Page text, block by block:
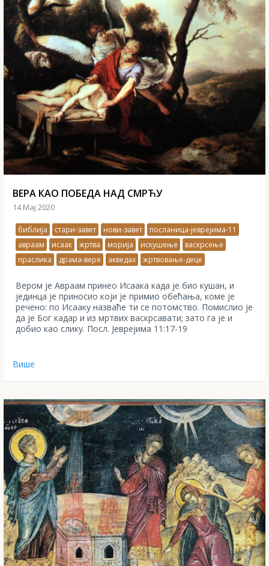
ВEРА КАО ПОБЕДА НАД СМРЋУ
14 Мај 2020
библија стари-завет нови-завет
посланица-јеврејима-11
авраам
исаак жртва морија искушење
васкрсење
праслика
драма-вере акведах жртвовање-деце
Вером је Авраам принео Исаака када је био кушан, и
јединца је приносио који је примио обећања, коме је
речено: по Исааку назваће ти се потомство. Пoмислио је
да је Бог кадар и из мртвих васкрсавати; зато га је и
добио као слику. Посл. Јеврејима 11:17-19
Више